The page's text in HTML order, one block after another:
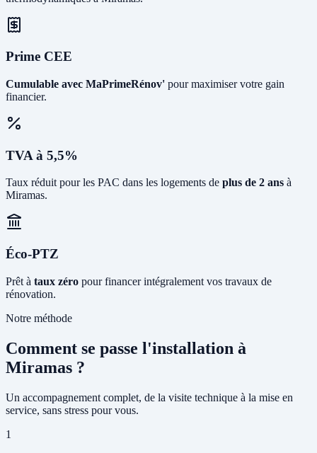
Prime CEE
Cumulable avec MaPrimeRénov' pour maximiser votre gain
financier.
TVA à 5,5%
Taux réduit pour les PAC dans les logements de plus de 2 ans à
Miramas.
Éco-PTZ
Prêt à taux zéro pour financer intégralement vos travaux de
rénovation.
Notre méthode
Comment se passe l'installation à
Miramas ?
Un accompagnement complet, de la visite technique à la mise en
service, sans stress pour vous.
1